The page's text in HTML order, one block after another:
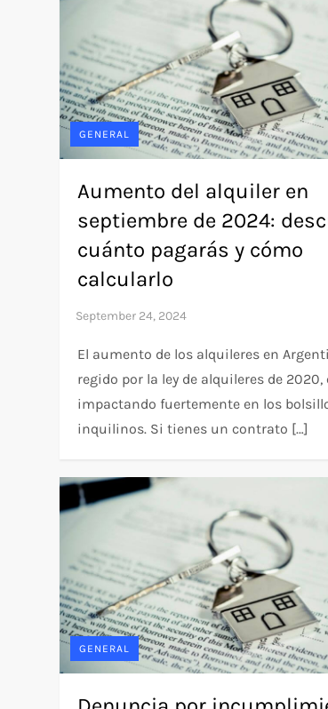
GENERAL
Aumento del alquiler en
septiembre de 2024:
cuánto pagarás y cómo
calcularlo
El aumento de los alquileres en
regido por la ley de alquileres de
impactando fuertemente en los
inquilinos. Si tienes un contrato […]
GENERAL